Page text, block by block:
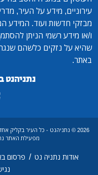
עירוניים, מידע על העיר,
מבזקי חדשות ועוד. המידע
ו/או מידע רשמי הניתן
שהיא על נזקים כלשהם
באתר.
2026 © נתניהנט - כל העיר
מפעילת האתר
אודות נתניה נט / פרסום